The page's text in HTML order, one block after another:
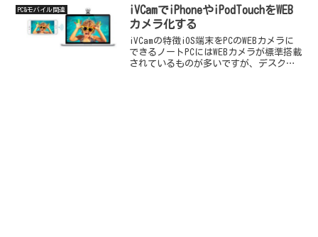
最大手の「TuneCore」でも生成AI楽曲
の...
PC&モバイル関連
iVCamでiPhoneやiPodTouchをWEB
カメラ化する
iVCamの特徴iOS端末をPCのWEBカメラに
できるノートPCにはWEBカメラが標準搭載
されているものが多いですが、デスクト